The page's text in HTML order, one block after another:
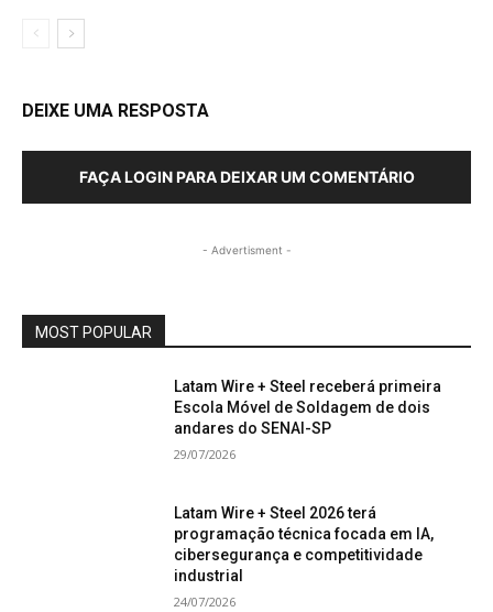
DEIXE UMA RESPOSTA
FAÇA LOGIN PARA DEIXAR UM COMENTÁRIO
- Advertisment -
MOST POPULAR
Latam Wire + Steel receberá primeira
Escola Móvel de Soldagem de dois
andares do SENAI-SP
29/07/2026
Latam Wire + Steel 2026 terá
programação técnica focada em IA,
cibersegurança e competitividade
industrial
24/07/2026